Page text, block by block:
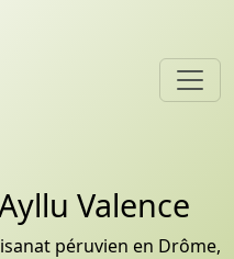
Valence
péruvien en Drôme,